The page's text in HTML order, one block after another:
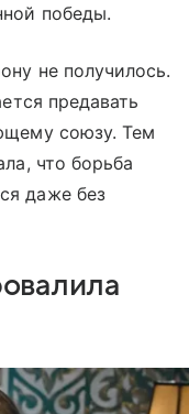
победы.
не получилось.
предавать
союзу. Тем
что борьба
даже без